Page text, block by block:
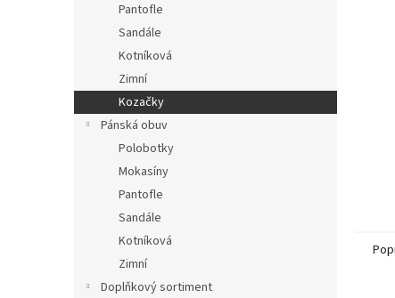
Pantofle
Sandále
Kotníková
Zimní
Kozačky
Pánská obuv
Polobotky
Mokasíny
Pantofle
Sandále
Kotníková
Zimní
Doplňkový sortiment